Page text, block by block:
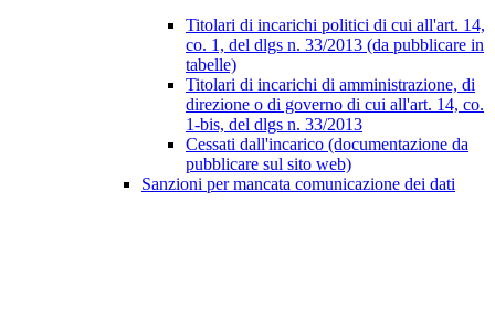
Titolari di incarichi politici di cui all'art. 14,
co. 1, del dlgs n. 33/2013 (da pubblicare in
tabelle)
Titolari di incarichi di amministrazione, di
direzione o di governo di cui all'art. 14, co.
1-bis, del dlgs n. 33/2013
Cessati dall'incarico (documentazione da
pubblicare sul sito web)
Sanzioni per mancata comunicazione dei dati